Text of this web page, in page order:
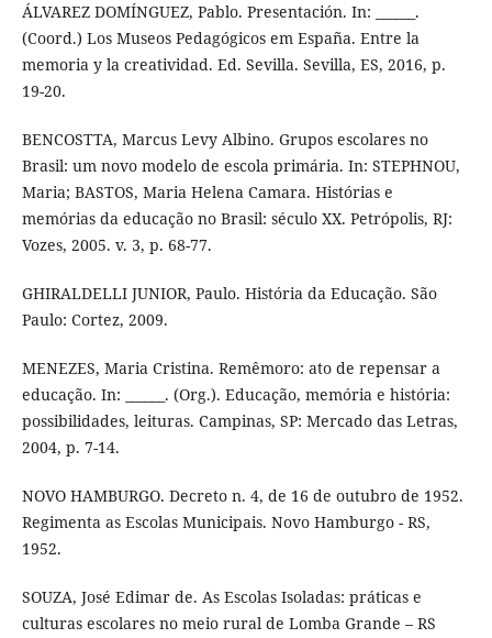
ÁLVAREZ DOMÍNGUEZ, Pablo. Presentación. In: ______.
(Coord.) Los Museos Pedagógicos em España. Entre la
memoria y la creatividad. Ed. Sevilla. Sevilla, ES, 2016, p.
19-20.
BENCOSTTA, Marcus Levy Albino. Grupos escolares no
Brasil: um novo modelo de escola primária. In: STEPHNOU,
Maria; BASTOS, Maria Helena Camara. Histórias e
memórias da educação no Brasil: século XX. Petrópolis, RJ:
Vozes, 2005. v. 3, p. 68-77.
GHIRALDELLI JUNIOR, Paulo. História da Educação. São
Paulo: Cortez, 2009.
MENEZES, Maria Cristina. Remêmoro: ato de repensar a
educação. In: ______. (Org.). Educação, memória e história:
possibilidades, leituras. Campinas, SP: Mercado das Letras,
2004, p. 7-14.
NOVO HAMBURGO. Decreto n. 4, de 16 de outubro de 1952.
Regimenta as Escolas Municipais. Novo Hamburgo - RS,
1952.
SOUZA, José Edimar de. As Escolas Isoladas: práticas e
culturas escolares no meio rural de Lomba Grande – RS